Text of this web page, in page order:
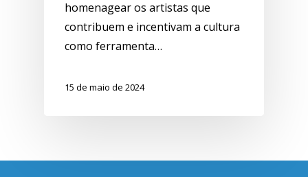
homenagear os artistas que
contribuem e incentivam a cultura
como ferramenta…
15 de maio de 2024